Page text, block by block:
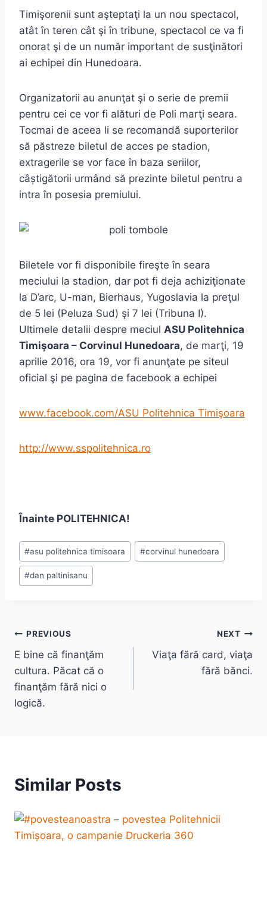
Timişorenii sunt aşteptaţi la un nou spectacol,
atât în teren cât şi în tribune, spectacol ce va fi
onorat şi de un număr important de susţinători
ai echipei din Hunedoara.
Organizatorii au anunţat şi o serie de premii
pentru cei ce vor fi alături de Poli marţi seara.
Tocmai de aceea li se recomandă suporterilor
să păstreze biletul de acces pe stadion,
extragerile se vor face în baza seriilor,
câștigătorii urmând să prezinte biletul pentru a
intra în posesia premiului.
Biletele vor fi disponibile fireşte în seara
meciului la stadion, dar pot fi deja achiziţionate
la D’arc, U-man, Bierhaus, Yugoslavia la preţul
de 5 lei (Peluza Sud) şi 7 lei (Tribuna I).
Ultimele detalii despre meciul ASU Politehnica
Timişoara – Corvinul Hunedoara, de marţi, 19
aprilie 2016, ora 19, vor fi anunţate pe siteul
oficial şi pe pagina de facebook a echipei
www.facebook.com/ASU Politehnica Timişoara
http://www.sspolitehnica.ro
Înainte POLITEHNICA!
Post
Tags:
#asu politehnica timisoara #corvinul hunedoara
#dan paltinisanu
Post
navigation
PREVIOUS
E bine că finanţăm
cultura. Păcat că o
finanţăm fără nici o
logică.
NEXT
Viaţa fără card, viaţa
fără bănci.
Similar Posts